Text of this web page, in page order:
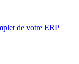
de votre ERP